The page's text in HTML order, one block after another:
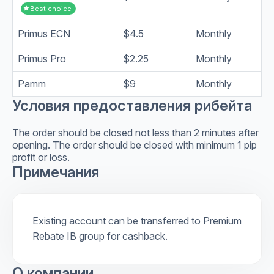
starBest choice
Primus ECN $4.5 Monthly
Primus Pro $2.25 Monthly
Pamm $9 Monthly
Условия предоставления рибейта
The order should be closed not less than 2 minutes after
opening. The order should be closed with minimum 1 pip
profit or loss.
Примечания
Existing account can be transferred to Premium
Rebate IB group for cashback.